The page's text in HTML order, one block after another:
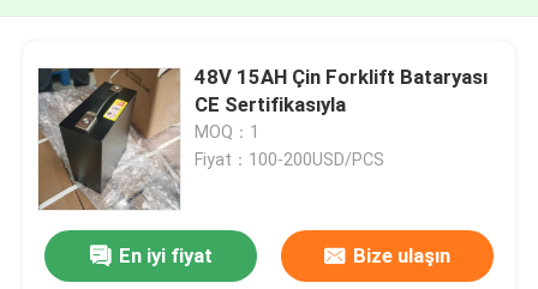
48V 15AH Çin Forklift Bataryası
CE Sertifikasıyla
MOQ：1
Fiyat：100-200USD/PCS
En iyi fiyat Bize ulaşın